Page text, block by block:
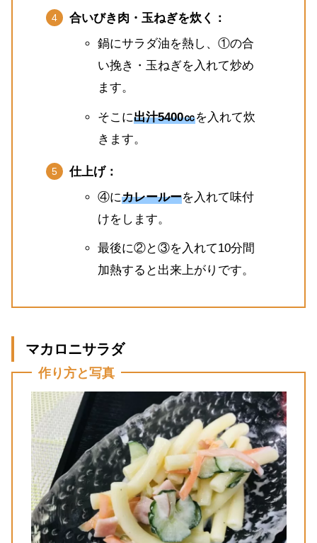
合いびき肉・玉ねぎを炊く：
鍋にサラダ油を熱し、①の合
い挽き・玉ねぎを入れて炒め
ます。
そこに出汁5400㏄を入れて炊
きます。
仕上げ：
④にカレールーを入れて味付
けをします。
最後に②と③を入れて10分間
加熱すると出来上がりです。
マカロニサラダ
作り方と写真